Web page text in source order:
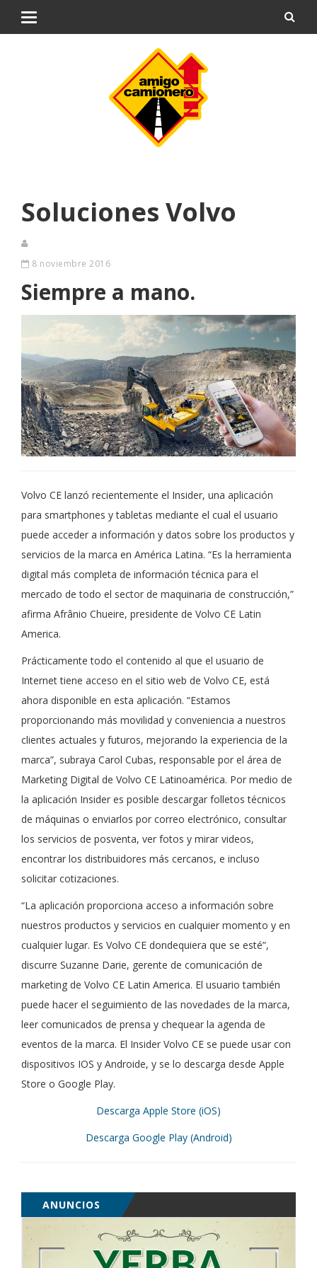
Soluciones Volvo
8 noviembre 2016
Siempre a mano.
Volvo CE lanzó recientemente el Insider, una aplicación
para smartphones y tabletas mediante el cual el usuario
puede acceder a información y datos sobre los productos y
servicios de la marca en América Latina. “Es la herramienta
digital más completa de información técnica para el
mercado de todo el sector de maquinaria de construcción,”
afirma Afrânio Chueire, presidente de Volvo CE Latin
America.
Prácticamente todo el contenido al que el usuario de
Internet tiene acceso en el sitio web de Volvo CE, está
ahora disponible en esta aplicación. “Estamos
proporcionando más movilidad y conveniencia a nuestros
clientes actuales y futuros, mejorando la experiencia de la
marca”, subraya Carol Cubas, responsable por el área de
Marketing Digital de Volvo CE Latinoamérica. Por medio de
la aplicación Insider es posible descargar folletos técnicos
de máquinas o enviarlos por correo electrónico, consultar
los servicios de posventa, ver fotos y mirar videos,
encontrar los distribuidores más cercanos, e incluso
solicitar cotizaciones.
“La aplicación proporciona acceso a información sobre
nuestros productos y servicios en cualquier momento y en
cualquier lugar. Es Volvo CE dondequiera que se esté”,
discurre Suzanne Darie, gerente de comunicación de
marketing de Volvo CE Latin America. El usuario también
puede hacer el seguimiento de las novedades de la marca,
leer comunicados de prensa y chequear la agenda de
eventos de la marca. El Insider Volvo CE se puede usar con
dispositivos IOS y Androide, y se lo descarga desde Apple
Store o Google Play.
Descarga Apple Store (iOS)
Descarga Google Play (Android)
ANUNCIOS